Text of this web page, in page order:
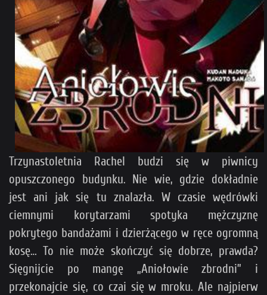
Trzynastoletnia Rachel budzi się w piwnicy
opuszczonego budynku. Nie wie, gdzie dokładnie
jest ani jak się tu znalazła. W czasie wędrówki
ciemnymi korytarzami spotyka mężczyznę
pokrytego bandażami i dzierżącego w ręce ogromną
kosę… To nie może skończyć się dobrze, prawda?
Sięgnijcie po mangę „Aniołowie zbrodni” i
przekonajcie się, co czai się w mroku. Ale najpierw